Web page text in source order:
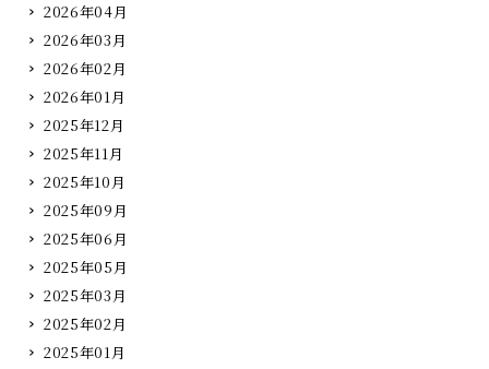
2026年04月
2026年03月
2026年02月
2026年01月
2025年12月
2025年11月
2025年10月
2025年09月
2025年06月
2025年05月
2025年03月
2025年02月
2025年01月